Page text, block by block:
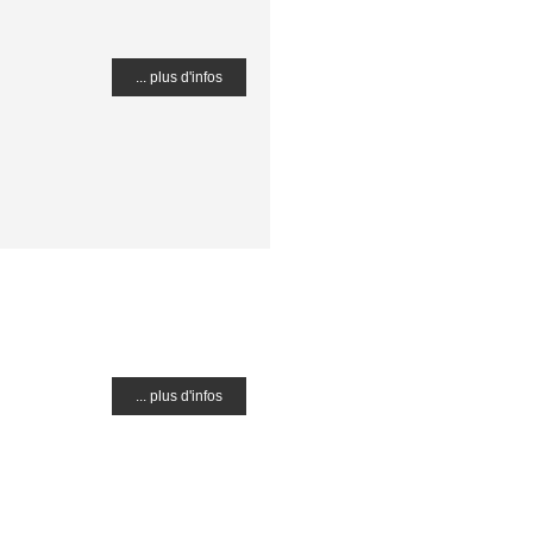
... plus d'infos
... plus d'infos